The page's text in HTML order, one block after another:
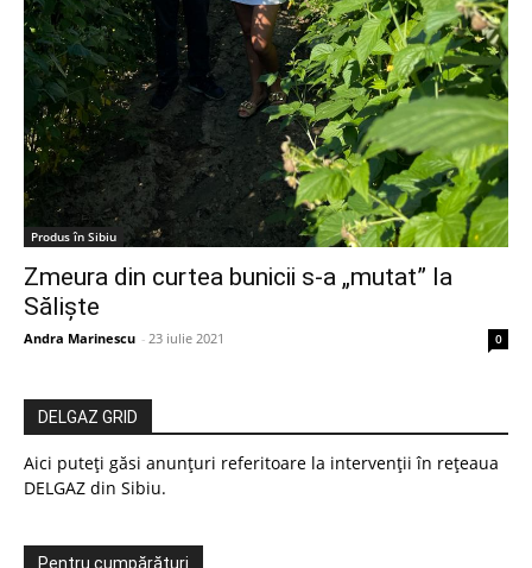
Produs în Sibiu
Zmeura din curtea bunicii s-a „mutat” la
Săliște
Andra Marinescu - 23 iulie 2021 0
DELGAZ GRID
Aici puteți găsi anunțuri referitoare la intervenții în rețeaua
DELGAZ din Sibiu.
Pentru cumpărături